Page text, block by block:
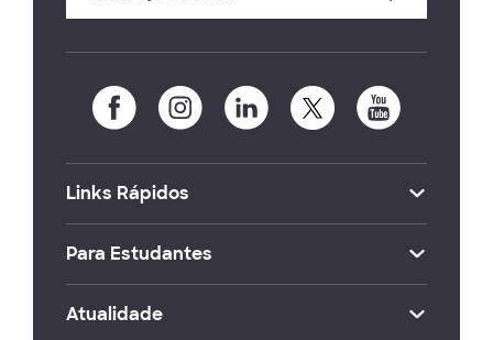
Links Rápidos
Para Estudantes
Atualidade